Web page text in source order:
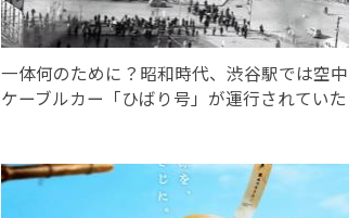
一体何のために？昭和時代、渋谷駅では空中
ケーブルカー「ひばり号」が運行されていた